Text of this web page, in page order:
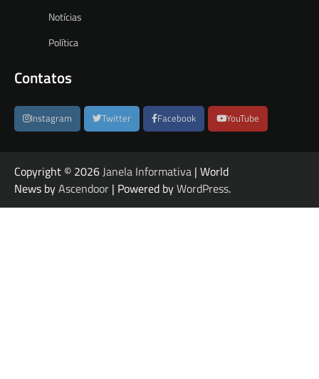
Notícias
Política
Contatos
Instagram Twitter Facebook YouTube
Copyright © 2026Janela Informativa | World
News byAscendoor | Powered byWordPress.